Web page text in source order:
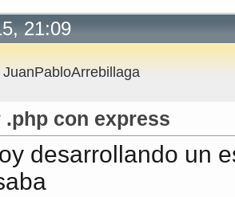
21:09
JuanPabloArrebillaga
.php con express
desarrollando un